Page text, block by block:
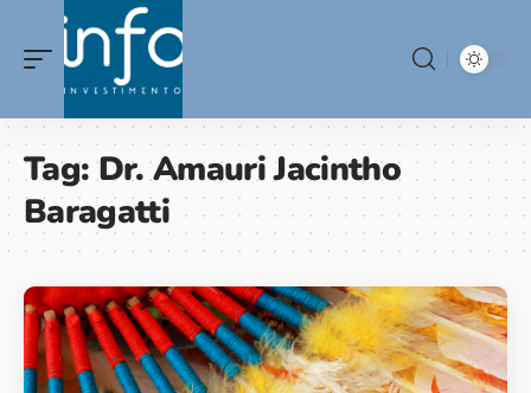
Tag:Dr. Amauri Jacintho
Baragatti